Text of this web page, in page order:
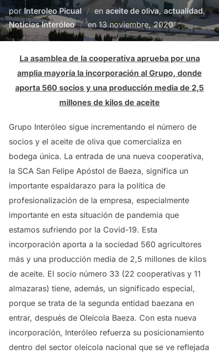
porInteroleo Picual en aceite de oliva,actualidad,
Noticias Interóleo
enPublicado
el
13 noviembre, 2020
La asamblea de la cooperativa aprueba por una
amplia mayoría la incorporación al Grupo, donde
aporta 560 socios y una producción media de 2,5
millones de kilos de aceite
Grupo Interóleo sigue incrementando el número de
socios y el aceite de oliva que comercializa en
bodega única. La entrada de una nueva cooperativa,
la SCA San Felipe Apóstol de Baeza, significa un
importante espaldarazo para la política de
profesionalización de la empresa, especialmente
importante en esta situación de pandemia que
estamos sufriendo por la Covid-19. Esta
incorporación aporta a la sociedad 560 agricultores
más y una producción media de 2,5 millones de kilos
de aceite. El socio número 33 (22 cooperativas y 11
almazaras) tiene, además, un significado especial,
porque se trata de la segunda entidad baezana en
entrar, después de Oleícola Baeza. Con esta nueva
incorporación, Interóleo refuerza su posicionamiento
dentro del sector oleícola nacional que se ve reflejada